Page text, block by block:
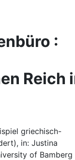
:
Reich
griechisch-
in: Justina
of Bamberg